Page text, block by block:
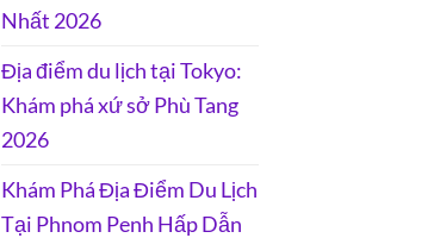
Nhất 2026
Địa điểm du lịch tại Tokyo:
Khám phá xứ sở Phù Tang
2026
Khám Phá Địa Điểm Du Lịch
Tại Phnom Penh Hấp Dẫn